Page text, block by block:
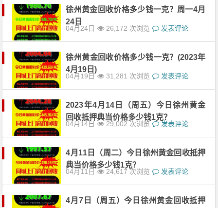
徐州黄金回收价格多少钱一克？周一4月
24日
04月24日 26,172 次浏览 发表评论
徐州黄金回收价格多少钱一克？(2023年
4月19日)
04月19日 31,281 次浏览 发表评论
2023年4月14日（周五）今日徐州黄金
回收抵押典当价格多少钱1克？
04月14日 29,002 次浏览 发表评论
4月11日（周二）今日徐州黄金回收抵押
典当价格多少钱1克？
04月11日 24,617 次浏览 发表评论
4月7日（周五）今日徐州黄金回收抵押